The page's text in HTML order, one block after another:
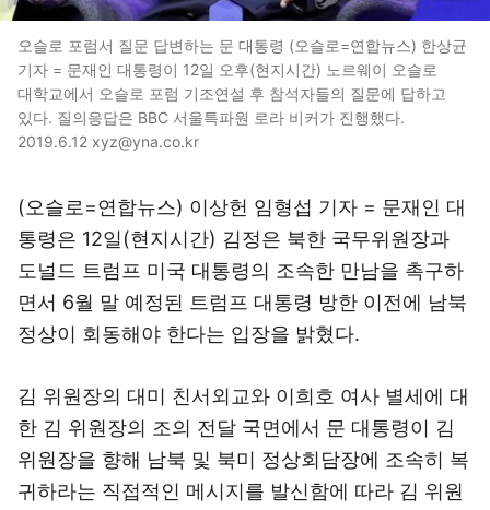
오슬로 포럼서 질문 답변하는 문 대통령 (오슬로=연합뉴스) 한상균
기자 = 문재인 대통령이 12일 오후(현지시간) 노르웨이 오슬로
대학교에서 오슬로 포럼 기조연설 후 참석자들의 질문에 답하고
있다. 질의응답은 BBC 서울특파원 로라 비커가 진행했다.
2019.6.12 xyz@yna.co.kr
(오슬로=연합뉴스) 이상헌 임형섭 기자 = 문재인 대
통령은 12일(현지시간) 김정은 북한 국무위원장과
도널드 트럼프 미국 대통령의 조속한 만남을 촉구하
면서 6월 말 예정된 트럼프 대통령 방한 이전에 남북
정상이 회동해야 한다는 입장을 밝혔다.
김 위원장의 대미 친서외교와 이희호 여사 별세에 대
한 김 위원장의 조의 전달 국면에서 문 대통령이 김
위원장을 향해 남북 및 북미 정상회담장에 조속히 복
귀하라는 직접적인 메시지를 발신함에 따라 김 위원